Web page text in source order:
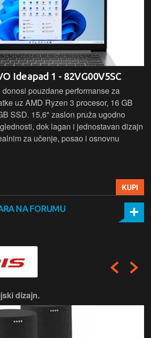
Ideapad 1 - 82VG00V5SC
pouzdane performanse za
uz AMD Ryzen 3 procesor, 16 GB
SSD. 15,6" zaslon pruža ugodno
dok lagan i jednostavan dizajn
za učenje, posao i osnovnu
KUPI
NA FORUMU
dizajn.